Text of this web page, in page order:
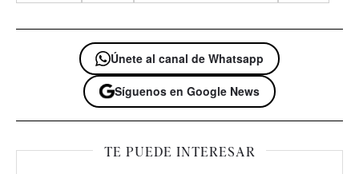
Únete al canal de Whatsapp
Síguenos en Google News
TE PUEDE INTERESAR